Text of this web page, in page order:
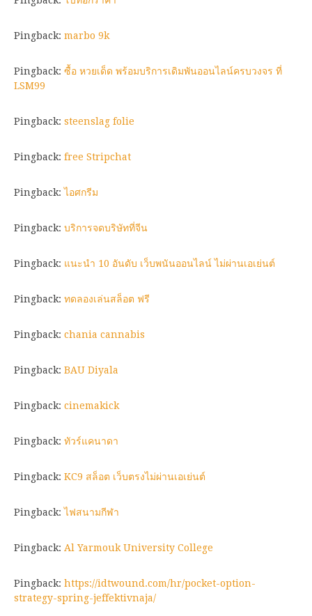
Pingback: marbo 9k
Pingback: ซื้อ หวยเด็ด พร้อมบริการเดิมพันออนไลน์ครบวงจร ที่
LSM99
Pingback: steenslag folie
Pingback: free Stripchat
Pingback:ไอศกรีม
Pingback: บริการจดบริษัทที่จีน
Pingback: แนะนำ 10 อันดับ เว็บพนันออนไลน์ ไม่ผ่านเอเย่นต์
Pingback: ทดลองเล่นสล็อต ฟรี
Pingback: chania cannabis
Pingback: BAU Diyala
Pingback: cinemakick
Pingback: ทัวร์แคนาดา
Pingback: KC9 สล็อต เว็บตรงไม่ผ่านเอเย่นต์
Pingback:ไฟสนามกีฬา
Pingback: Al Yarmouk University College
Pingback: https://idtwound.com/hr/pocket-option-
strategy-spring-jeffektivnaja/